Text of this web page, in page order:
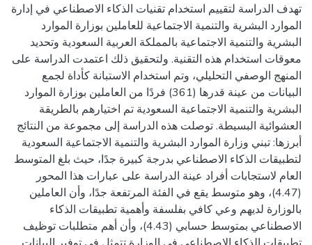
تهدف الدراسة لتقييم استخدام تقنيات الذكاء الاصطناعي في إدارة
الموارد البشرية والتنمية الاجتماعية للعاملين بوزارة الموارد
البشرية والتنمية الاجتماعية بالمملكة العربية السعودية وتحديد
معوقات استخدام هذه التقنية. ولتحقيق ذلك اعتمدت الدراسة على
المنهج الوصفي التحليلي، وتم استخدام الاستبانة كأداة لجمع
البيانات من عينة قدرها (361) فردًا من العاملين بوزارة الموارد
البشرية والتنمية الاجتماعية السعودية تم اختيارهم بالطريقة
العشوائية البسيطة. توصلت هذه الدراسة إلى مجموعة من النتائج
أبرزها: تبني وزارة الموارد البشرية والتنمية الاجتماعية السعودية
لتطبيقات الذكاء الاصطناعي بدرجة كبيرة جدًا، حيث بلغ المتوسط
العام لاستجابات أفراد عينة الدراسة على عبارات هذا المحور
(4.47)، وهو متوسط يقع في الفئة المرتفعة جدًا، وأن العاملين
بالوزارة لديهم وعي كافي بفلسفة وأهمية تطبيقات الذكاء
الاصطناعي بمتوسط حسابي (4.43)، وأن أهم متطلبات توظيف